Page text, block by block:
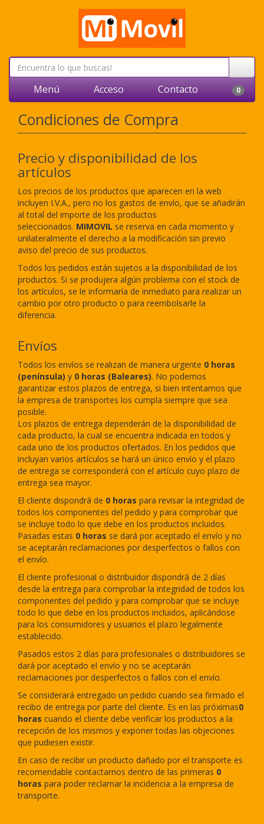
Menú Acceso Contacto 0
Condiciones de Compra
Precio y disponibilidad de los
artículos
Los precios de los productos que aparecen en la web
incluyen I.V.A., pero no los gastos de envío, que se añadirán
al total del importe de los productos
seleccionados. MIMOVIL se reserva en cada momento y
unilateralmente el derecho a la modificación sin previo
aviso del precio de sus productos.
Todos los pedidos están sujetos a la disponibilidad de los
productos. Si se produjera algún problema con el stock de
los artículos, se le informaría de inmediato para realizar un
cambio por otro producto o para reembolsarle la
diferencia.
Envíos
Todos los envíos se realizan de manera urgente 0 horas
(península) y 0 horas (Baleares). No podemos
garantizar estos plazos de entrega, si bien intentamos que
la empresa de transportes los cumpla siempre que sea
posible.
Los plazos de entrega dependerán de la disponibilidad de
cada producto, la cual se encuentra indicada en todos y
cada uno de los productos ofertados. En los pedidos que
incluyan varios artículos se hará un único envío y el plazo
de entrega se corresponderá con el artículo cuyo plazo de
entrega sea mayor.
El cliente dispondrá de 0 horas para revisar la integridad de
todos los componentes del pedido y para comprobar que
se incluye todo lo que debe en los productos incluidos.
Pasadas estas 0 horas se dará por aceptado el envío y no
se aceptarán reclamaciones por desperfectos o fallos con
el envío.
El cliente profesional o distribuidor dispondrá de 2 días
desde la entrega para comprobar la integridad de todos los
componentes del pedido y para comprobar que se incluye
todo lo que debe en los productos incluidos, aplicándose
para los consumidores y usuarios el plazo legalmente
establecido.
Pasados estos 2 días para profesionales o distribuidores se
dará por aceptado el envío y no se aceptarán
reclamaciones por desperfectos o fallos con el envío.
Se considerará entregado un pedido cuando sea firmado el
recibo de entrega por parte del cliente. Es en las próximas0
horas cuando el cliente debe verificar los productos a la
recepción de los mismos y exponer todas las objeciones
que pudiesen existir.
En caso de recibir un producto dañado por el transporte es
recomendable contactarnos dentro de las primeras 0
horas para poder reclamar la incidencia a la empresa de
transporte.